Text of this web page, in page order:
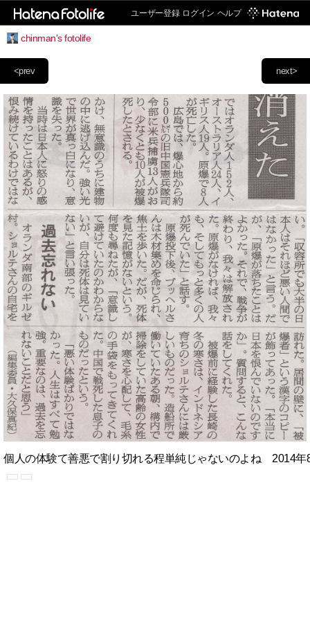
ユーザー登録 ログイン ヘルプ
chinman's fotolife
next>
<prev
個人の体験て善悪で割り切れる程単純じゃないのよね 2014年